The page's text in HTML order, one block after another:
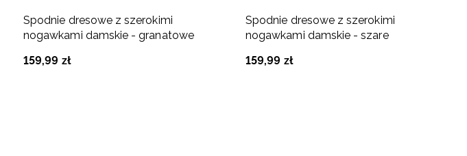
Spodnie dresowe z szerokimi
nogawkami damskie - granatowe
159,99 zł
Spodnie dresowe z szerokimi
nogawkami damskie - szare
159,99 zł